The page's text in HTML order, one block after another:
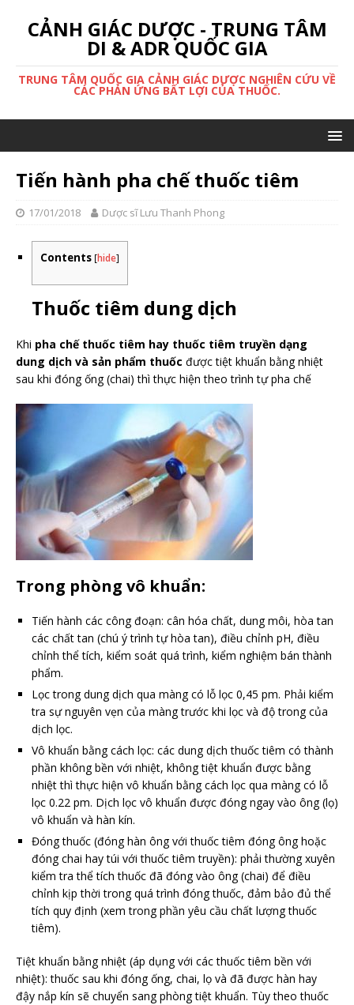
CẢNH GIÁC DƯỢC - TRUNG TÂM
DI & ADR QUỐC GIA
TRUNG TÂM QUỐC GIA CẢNH GIÁC DƯỢC NGHIÊN CỨU VỀ
CÁC PHẢN ỨNG BẤT LỢI CỦA THUỐC.
Tiến hành pha chế thuốc tiêm
17/01/2018 Dược sĩ Lưu Thanh Phong
Contents [hide]
Thuốc tiêm dung dịch
Khi pha chế thuốc tiêm hay thuốc tiêm truyền dạng
dung dịch và sản phẩm thuốc được tiệt khuẩn bằng nhiệt
sau khi đóng ống (chai) thì thực hiện theo trình tự pha chế
Trong phòng vô khuẩn:
Tiến hành các công đoạn: cân hóa chất, dung môi, hòa tan
các chất tan (chú ý trình tự hòa tan), điều chỉnh pH, điều
chỉnh thể tích, kiểm soát quá trình, kiểm nghiệm bán thành
phẩm.
Lọc trong dung dịch qua màng có lỗ lọc 0,45 pm. Phải kiểm
tra sự nguyên vẹn của màng trước khi lọc và độ trong của
dịch lọc.
Vô khuẩn bằng cách lọc: các dung dịch thuốc tiêm có thành
phần không bền với nhiệt, không tiệt khuẩn được bằng
nhiệt thì thực hiện vô khuẩn bằng cách lọc qua màng có lỗ
lọc 0.22 pm. Dịch lọc vô khuẩn được đóng ngay vào ông (lọ)
vô khuẩn và hàn kín.
Đóng thuốc (đóng hàn ông với thuốc tiêm đóng ông hoặc
đóng chai hay túi với thuốc tiêm truyền): phải thường xuyên
kiểm tra thể tích thuốc đã đóng vào ông (chai) để điều
chỉnh kịp thời trong quá trình đóng thuốc, đảm bảo đủ thể
tích quy định (xem trong phần yêu cầu chất lượng thuốc
tiêm).
Tiệt khuẩn bằng nhiệt (áp dụng với các thuốc tiêm bền với
nhiệt): thuốc sau khi đóng ống, chai, lọ và đã được hàn hay
đậy nắp kín sẽ chuyển sang phòng tiệt khuẩn. Tùy theo thuốc